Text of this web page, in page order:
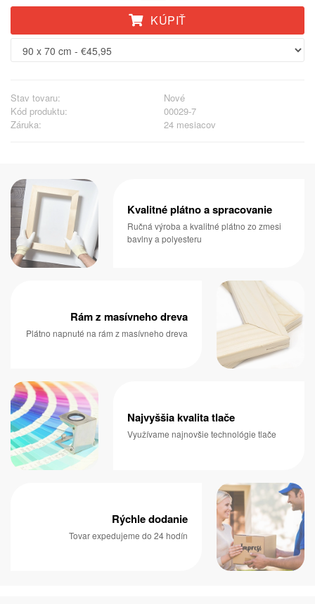
KÚPIŤ
Stav tovaru:
Nové
Kód produktu:
00029-7
Záruka:
24 mesiacov
Kvalitné plátno a spracovanie
Ručná výroba a kvalitné plátno zo zmesi
bavlny a polyesteru
Rám z masívneho dreva
Plátno napnuté na rám z masívneho dreva
Najvyššia kvalita tlače
Využívame najnovšie technológie tlače
Rýchle dodanie
Tovar expedujeme do 24 hodín